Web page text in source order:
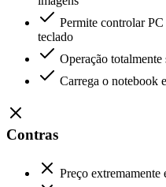
Permite controlar
teclado
Operação
Carrega o notebook
Contras
Preço extremamente